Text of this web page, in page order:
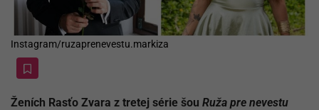
Instagram/ruzaprenevestu.markiza
Ženích Rasťo Zvara z tretej série šou Ruža pre nevestu